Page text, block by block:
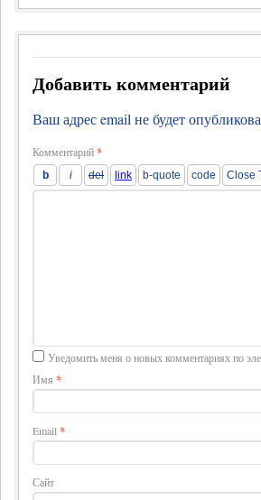
Добавить комментарий
Ваш адрес email не будет
Комментарий*
Уведомить меня о новых комментариях по
Имя *
Email *
Сайт